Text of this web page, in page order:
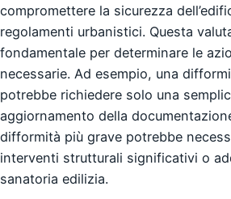
compromettere la sicurezza
regolamenti urbanistici. Questa
fondamentale per determinare le
necessarie. Ad esempio, una
potrebbe richiedere solo una
aggiornamento della
difformità più grave potrebbe
interventi strutturali significativi o
sanatoria edilizia.